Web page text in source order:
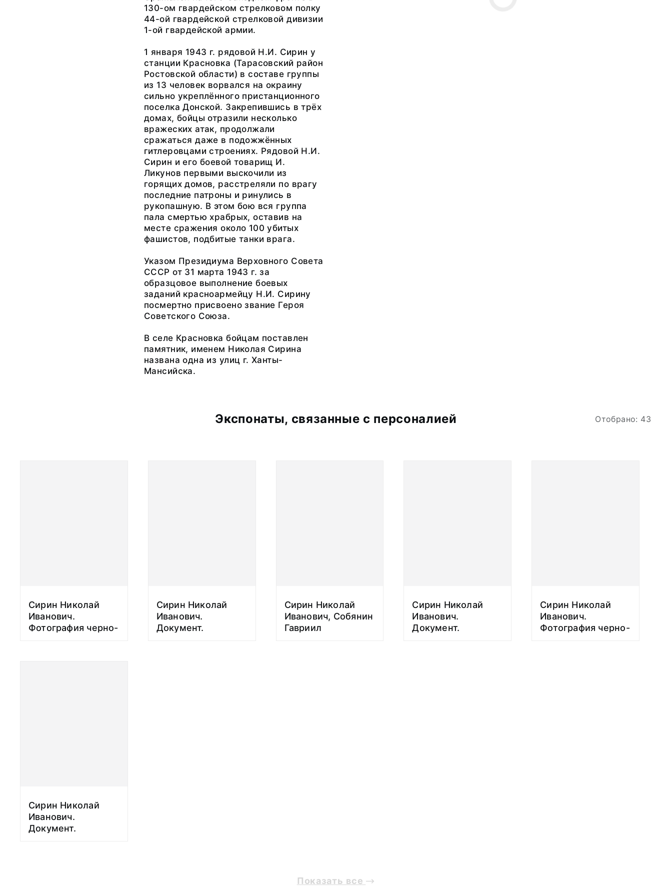
130-ом гвардейском стрелковом полку
44-ой гвардейской стрелковой дивизии
1-ой гвардейской армии.
1 января 1943 г. рядовой Н.И. Сирин у
станции Красновка (Тарасовский район
Ростовской области) в составе группы
из 13 человек ворвался на окраину
сильно укреплённого пристанционного
поселка Донской. Закрепившись в трёх
домах, бойцы отразили несколько
вражеских атак, продолжали
сражаться даже в подожжённых
гитлеровцами строениях. Рядовой Н.И.
Сирин и его боевой товарищ И.
Ликунов первыми выскочили из
горящих домов, расстреляли по врагу
последние патроны и ринулись в
рукопашную. В этом бою вся группа
пала смертью храбрых, оставив на
месте сражения около 100 убитых
фашистов, подбитые танки врага.
Указом Президиума Верховного Совета
СССР от 31 марта 1943 г. за
образцовое выполнение боевых
заданий красноармейцу Н.И. Сирину
посмертно присвоено звание Героя
Советского Союза.
В селе Красновка бойцам поставлен
памятник, именем Николая Сирина
названа одна из улиц г. Ханты-
Мансийска.
Экспонаты, связанные с персоналией Отобрано: 43
Сирин Николай
Иванович.
Фотография черно-
Сирин Николай
Иванович.
Документ.
Сирин Николай
Иванович, Собянин
Гавриил
Сирин Николай
Иванович.
Документ.
Сирин Николай
Иванович.
Фотография черно-
Сирин Николай
Иванович.
Документ.
Показать все